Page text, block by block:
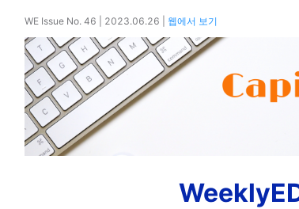
WE Issue No. 46 | 2023.06.26 웹에서 보기